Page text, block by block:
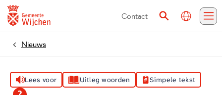
Contact
ZoekenVertalen
HomeNieuws
Lees voor Uitleg woorden Simpele tekst